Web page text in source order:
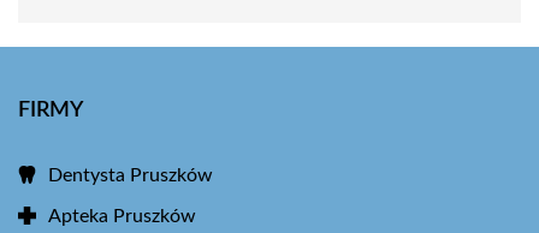
FIRMY
Dentysta Pruszków
Apteka Pruszków